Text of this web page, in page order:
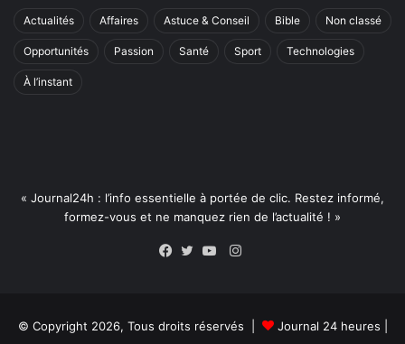
Actualités Affaires Astuce & Conseil Bible Non classé
Opportunités Passion Santé Sport Technologies
À l’instant
« Journal24h : l’info essentielle à portée de clic. Restez informé,
formez-vous et ne manquez rien de l’actualité ! »
Instagram
© Copyright 2026, Tous droits réservés | Journal 24 heures